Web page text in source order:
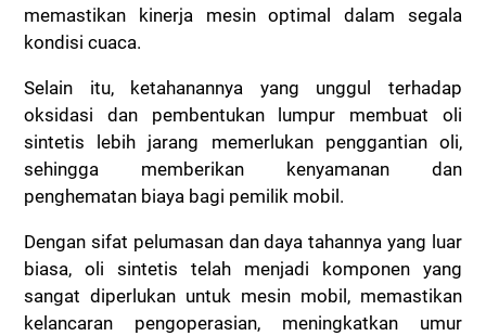
memastikan kinerja mesin optimal dalam segala
kondisi cuaca.
Selain itu, ketahanannya yang unggul terhadap
oksidasi dan pembentukan lumpur membuat oli
sintetis lebih jarang memerlukan penggantian oli,
sehingga memberikan kenyamanan dan
penghematan biaya bagi pemilik mobil.
Dengan sifat pelumasan dan daya tahannya yang luar
biasa, oli sintetis telah menjadi komponen yang
sangat diperlukan untuk mesin mobil, memastikan
kelancaran pengoperasian, meningkatkan umur